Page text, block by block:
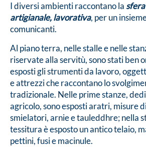
I diversi ambienti raccontano la
artigianale, lavorativa, per un
comunicanti.
Al piano terra, nelle stalle e nelle
riservate alla servitù, sono stati ben
esposti gli strumenti da lavoro,
e attrezzi che raccontano lo
tradizionale. Nelle prime stanze,
agricolo, sono esposti aratri, misure
smielatori, arnie e tauleddhre; nella
tessitura è esposto un antico telaio,
pettini, fusi e macinule.